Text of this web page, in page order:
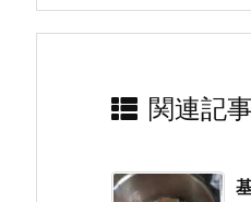
関連記事